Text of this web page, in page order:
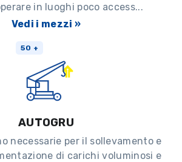
in luoghi poco access...
Vedi i mezzi »
50 +
AUTOGRU
necessarie per il sollevamento e
di carichi voluminosi e